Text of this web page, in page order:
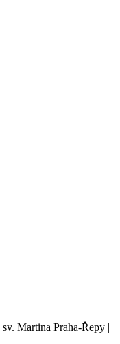
Martina Praha-Řepy |